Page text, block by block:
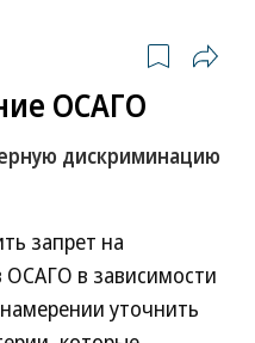
ОСАГО
дискриминацию
запрет на
в зависимости
уточнить